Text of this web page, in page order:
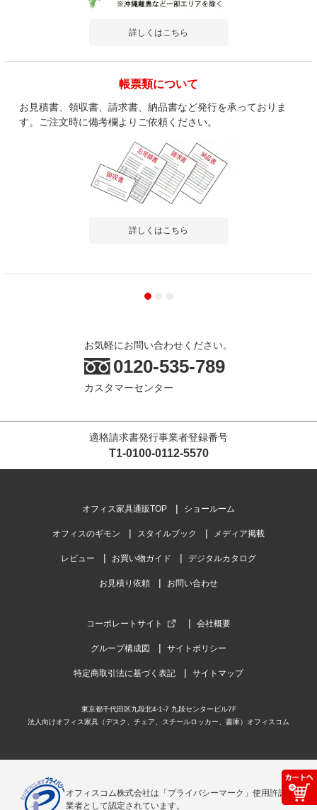
詳しくはこちら
帳票類について
お見積書、領収書、請求書、納品書など発行を承っておりま
す。ご注文時に備考欄よりご依頼ください。
詳しくはこちら
お気軽にお問い合わせください。
0120-535-789
カスタマーセンター
適格請求書発行事業者登録番号
T1-0100-0112-5570
オフィス家具通販TOP ショールーム
オフィスのギモン スタイルブック メディア掲載
レビュー お買い物ガイド デジタルカタログ
お見積り依頼 お問い合わせ
コーポレートサイト 会社概要
グループ構成図 サイトポリシー
特定商取引法に基づく表記 サイトマップ
東京都千代田区九段北4-1-7 九段センタービル7F
法人向けオフィス家具（デスク、チェア、スチールロッカー、書庫）オフィスコム
オフィスコム株式会社は「プライバシーマーク」使用許諾事
業者として認定されています。